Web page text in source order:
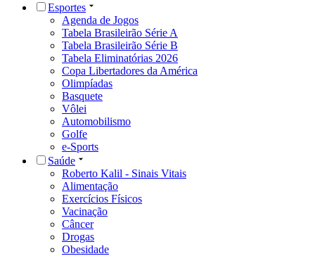
Esportes
Agenda de Jogos
Tabela Brasileirão Série A
Tabela Brasileirão Série B
Tabela Eliminatórias 2026
Copa Libertadores da América
Olimpíadas
Basquete
Vôlei
Automobilismo
Golfe
e-Sports
Saúde
Roberto Kalil - Sinais Vitais
Alimentação
Exercícios Físicos
Vacinação
Câncer
Drogas
Obesidade